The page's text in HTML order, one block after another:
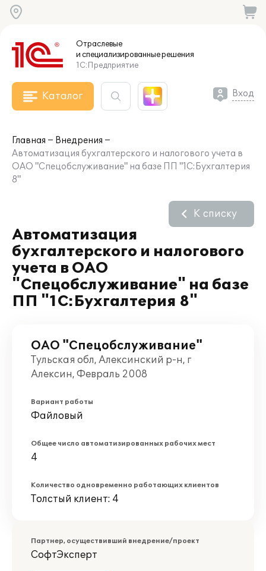
Отраслевые
и специализированныерешения
1С:Предприятие
Каталог Вход
Главная
Внедрения
Автоматизация бухгалтерского и налогового учета в
ОАО "Спецобслуживание" на базе ПП "1С:Бухгалтерия
8"
Автоматизация
бухгалтерского и налогового
учета в ОАО
"Спецобслуживание" на базе
ПП "1С:Бухгалтерия 8"
К списку
ОАО "Спецобслуживание"
Тульская обл, Алексинский р-н, г
Алексин, Февраль 2008
Вариант работы
Файловый
Общее число автоматизированных рабочих мест
4
Количество одновременно работающих клиентов
Толстый клиент: 4
Партнер, осуществивший внедрение/проект
СофтЭксперт